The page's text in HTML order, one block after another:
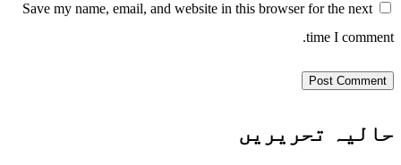
Save my name, email, and website in this browser for the next
time I comment.
حالیہ تحریریں